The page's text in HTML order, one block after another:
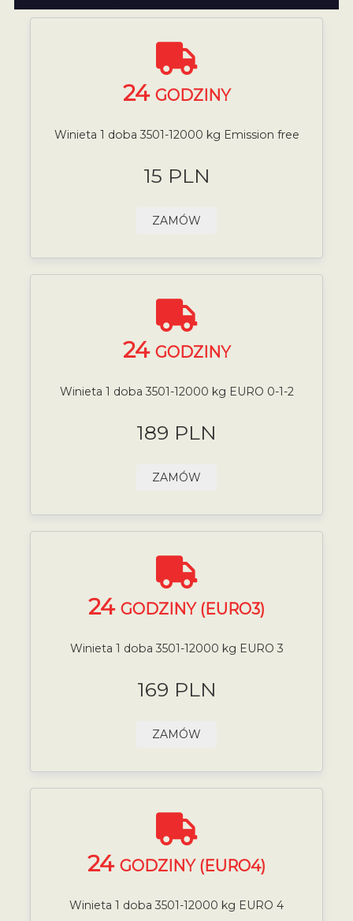
24 GODZINY
Winieta 1 doba 3501-12000 kg Emission free
15 PLN
ZAMÓW
24 GODZINY
Winieta 1 doba 3501-12000 kg EURO 0-1-2
189 PLN
ZAMÓW
24 GODZINY (EURO3)
Winieta 1 doba 3501-12000 kg EURO 3
169 PLN
ZAMÓW
24 GODZINY (EURO4)
Winieta 1 doba 3501-12000 kg EURO 4